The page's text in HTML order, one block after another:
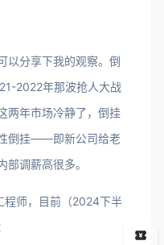
以分享下我的观察。倒
2022年那波抢人大战
两年市场冷静了，倒挂
倒挂——即新公司给老
部调薪高很多。
程师，目前（2024下半